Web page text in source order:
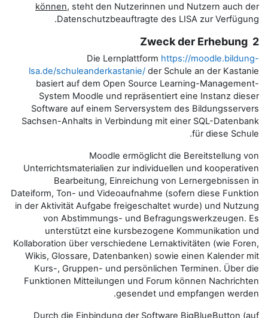
können, steht den
Die
lsa.de/schuleanderkastanie/
basiert auf dem Open
System Moodle und
Software auf einem
Sachsen-Anhalts in Verbindung
Moodle
Unterrichtsmaterialien zur
Bearbeitung,
Dateiform, Ton- und
in der Aktivität Aufgabe
von Abstimmungs- und
unterstützt eine
Kollaboration über verschiedene
Wikis, Glossare,
Kurs-, Gruppen- und
Funktionen Mitteilungen und
Durch die Einbindung der